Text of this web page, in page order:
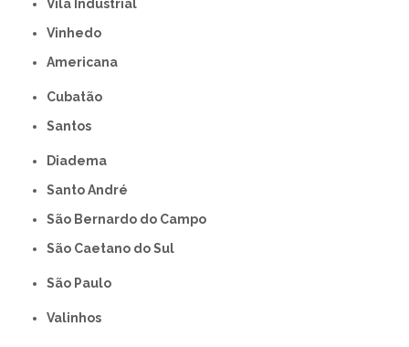
Vila Industrial
Vinhedo
americana
Cubatão
Santos
Diadema
Santo André
São Bernardo do Campo
São Caetano do Sul
São Paulo
Valinhos